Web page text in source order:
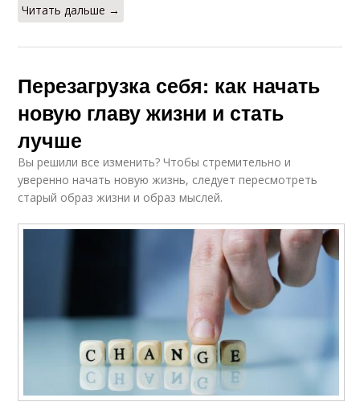
Читать дальше →
Перезагрузка себя: как начать
новую главу жизни и стать
лучше
Вы решили все изменить? Чтобы стремительно и
уверенно начать новую жизнь, следует пересмотреть
старый образ жизни и образ мыслей.